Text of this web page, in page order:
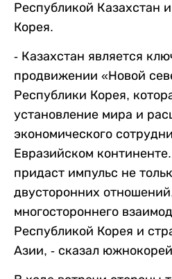
Республикой Казахстан
Корея.
- Казахстан является
продвижении «Новой
Республики Корея,
установление мира и
экономического
Евразийском
придаст импульс не
двусторонних
многостороннего
Республикой Корея и
Азии, - сказал